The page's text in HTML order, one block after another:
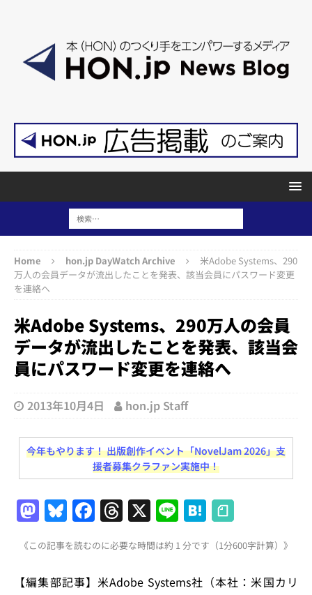
Home hon.jp DayWatch Archive
米Adobe Systems、290
万人の会員データが流出したことを発表、該当会員にパスワード変更
を連絡へ
米Adobe Systems、290万人の会員
データが流出したことを発表、該当会
員にパスワード変更を連絡へ
2013年10月4日 hon.jp Staff
今年もやります！ 出版創作イベント「NovelJam 2026」支
援者募集クラファン実施中！
M
a
st
o
Bl
u
e
s
F
a
c
e
T
h
re
a
X Li
n
e
H
at
e
n
《この記事を読むのに必要な時間は約 1 分です（1分600字計算）》
【編集部記事】米Adobe Systems社（本社：米国カリ